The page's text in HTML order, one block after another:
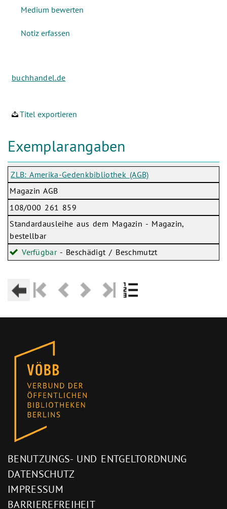
buchhandel.de
Titel exportieren
Exemplarangaben
ZLB: Amerika-Gedenkbibliothek (AGB)
Magazin AGB
108/000 261 859
Standardausleihe aus dem Magazin - Magazin,
bestellbar
Verfügbar- Beschädigt / Beschmutzt
BENUTZUNGS- UND ENTGELTORDNUNG
DATENSCHUTZ
IMPRESSUM
BARRIEREFREIHEIT